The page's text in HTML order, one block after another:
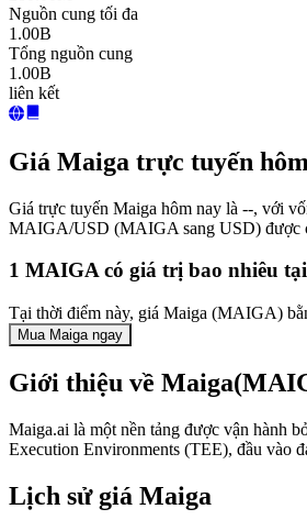
Nguồn cung tối đa
1.00B
Tổng nguồn cung
1.00B
liên kết
Giá Maiga trực tuyến
Giá trực tuyến Maiga hôm nay là --, với
MAIGA/USD (MAIGA sang USD) được
1 MAIGA có giá trị bao nhiêu
Tại thời điểm này, giá Maiga (MAIGA)
Mua Maiga ngay
Giới thiệu về
Maiga.ai là một nền tảng được vận hành
Execution Environments (TEE), đầu vào
Lịch sử giá Maiga